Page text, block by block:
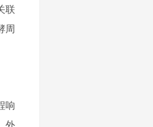
联
周
响
外